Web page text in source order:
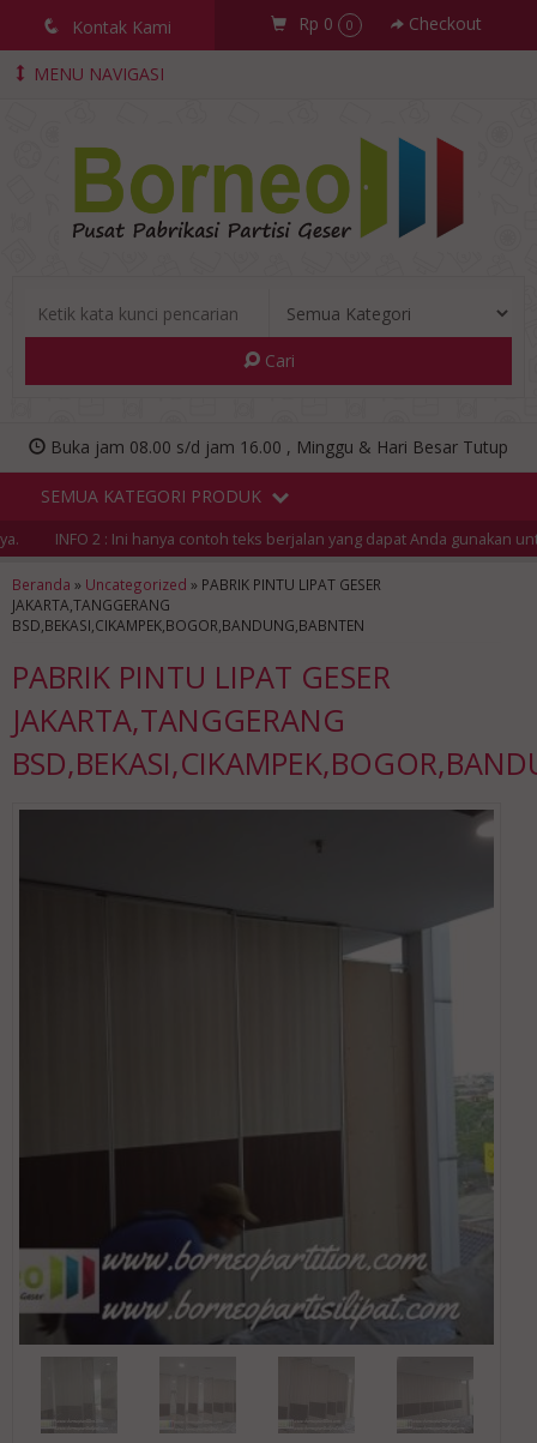
q Kontak Kami Rp 0 0 Checkout
MENU NAVIGASI
Cari
Buka jam 08.00 s/d jam 16.00 , Minggu & Hari Besar Tutup
SEMUA KATEGORI PRODUK
INFO 2 : Ini hanya contoh teks berjalan yang dapat Anda gunakan
Beranda » Uncategorized » PABRIK PINTU LIPAT GESER
JAKARTA,TANGGERANG
BSD,BEKASI,CIKAMPEK,BOGOR,BANDUNG,BABNTEN
PABRIK PINTU LIPAT GESER
JAKARTA,TANGGERANG